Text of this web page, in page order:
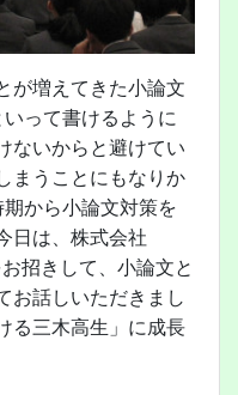
が増えてきた小論文
って書けるように
ないからと避けてい
まうことにもなりか
から小論文対策を
日は、株式会社
招きして、小論文と
お話しいただきまし
る三木高生」に成長